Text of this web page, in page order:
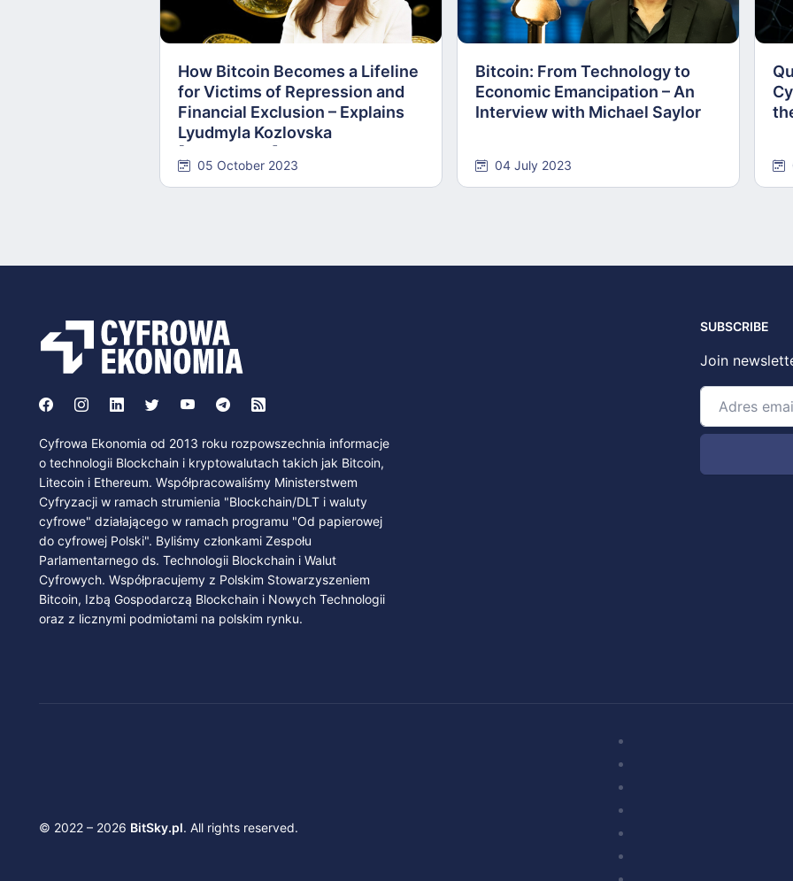
How Bitcoin Becomes a Lifeline
for Victims of Repression and
Financial Exclusion – Explains
Lyudmyla Kozlovska
05 October 2023
Bitcoin: From Technology to
Economic Emancipation – An
Interview with Michael Saylor
04 July 2023
Cyfrowa Ekonomia od 2013 roku rozpowszechnia informacje
o technologii Blockchain i kryptowalutach takich jak Bitcoin,
Litecoin i Ethereum. Współpracowaliśmy Ministerstwem
Cyfryzacji w ramach strumienia "Blockchain/DLT i waluty
cyfrowe" działającego w ramach programu "Od papierowej
do cyfrowej Polski". Byliśmy członkami Zespołu
Parlamentarnego ds. Technologii Blockchain i Walut
Cyfrowych. Współpracujemy z Polskim Stowarzyszeniem
Bitcoin, Izbą Gospodarczą Blockchain i Nowych Technologii
oraz z licznymi podmiotami na polskim rynku.
SUBSCRIBE
Join
© 2022 – 2026 BitSky.pl. All rights reserved.